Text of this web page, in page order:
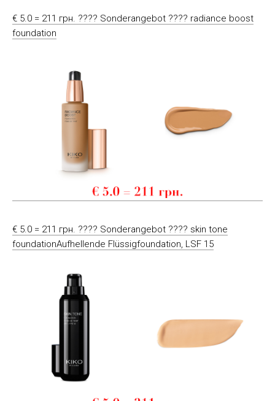
€ 5.0 = 211 грн. ???? Sonderangebot ???? radiance boost
foundation
€ 5.0 = 211 грн. ???? Sonderangebot ???? skin tone
foundationAufhellende Flüssigfoundation, LSF 15